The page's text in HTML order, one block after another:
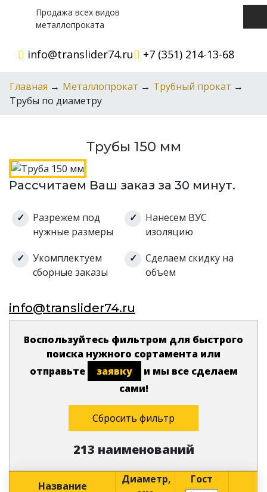
Продажа всех видов
металлопроката
info@translider74.ru +7 (351) 214-13-68
Главная → Металлопрокат → Трубный прокат →
Трубы по диаметру
Трубы 150 мм
Рассчитаем Ваш заказ за 30 минут.
Разрежем под
нужные размеры
Нанесем ВУС
изоляцию
Укомплектуем
сборные заказы
Сделаем скидку на
объем
info@translider74.ru
Воспользуйтесь фильтром для быстрого
поиска нужного сортамента или
отправьте
заявку
и мы все сделаем
сами!
Сбросить фильтр
213 наименований
Название
Диаметр,
Гост